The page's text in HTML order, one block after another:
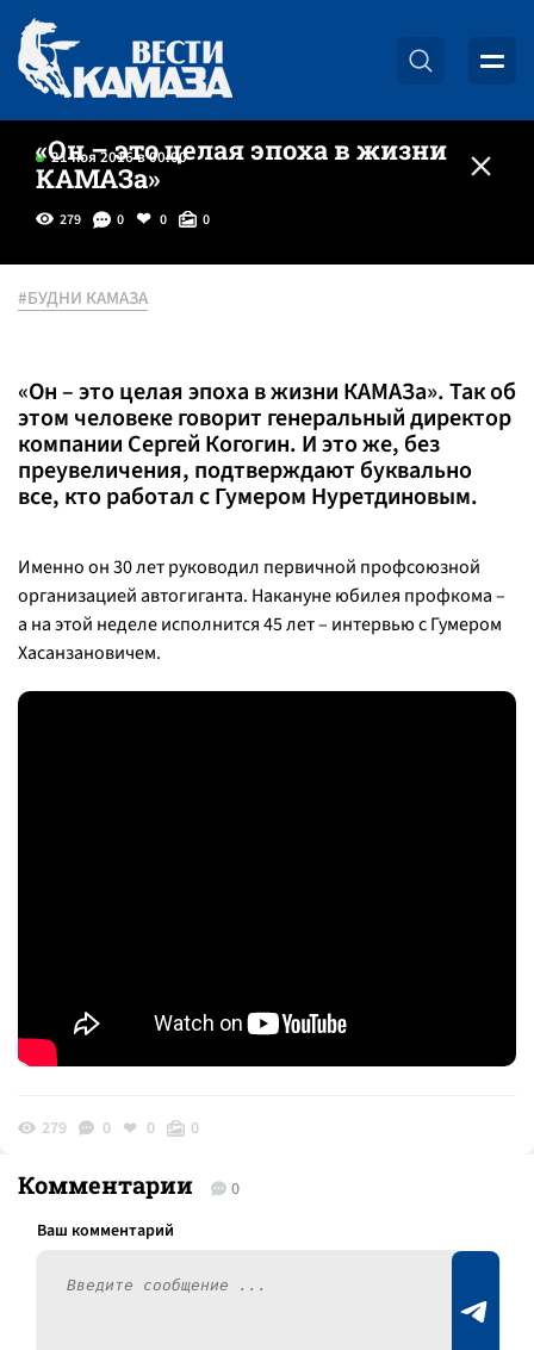
21 ноя 2016 в 00:00
«Он – это целая эпоха в жизни
КАМАЗа»
279 0 0 0
#БУДНИ КАМАЗА
«Он – это целая эпоха в жизни КАМАЗа». Так об
этом человеке говорит генеральный директор
компании Сергей Когогин. И это же, без
преувеличения, подтверждают буквально
все, кто работал с Гумером Нуретдиновым.
Именно он 30 лет руководил первичной профсоюзной
организацией автогиганта. Накануне юбилея профкома –
а на этой неделе исполнится 45 лет – интервью с Гумером
Хасанзановичем.
279 0 0 0
Комментарии 0